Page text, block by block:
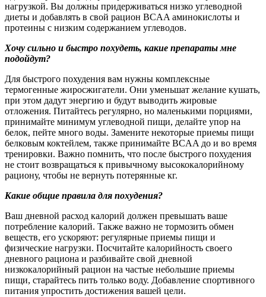
нагрузкой. Вы должны придерживаться низко углеводной
диеты и добавлять в свой рацион BCAA аминокислоты и
протеины с низким содержанием углеводов.
Хочу сильно и быстро похудеть, какие препараты мне
подойдут?
Для быстрого похудения вам нужны комплексные
термогенные жиросжигатели. Они уменьшат желание кушать,
при этом дадут энергию и будут выводить жировые
отложения. Питайтесь регулярно, но маленькими порциями,
принимайте минимум углеводной пищи, делайте упор на
белок, пейте много воды. Замените некоторые приемы пищи
белковым коктейлем, также принимайте BCAA до и во время
тренировки. Важно помнить, что после быстрого похудения
не стоит возвращаться к привычному высококалорийному
рациону, чтобы не вернуть потерянные кг.
Какие общие правила для похудения?
Ваш дневной расход калорий должен превышать ваше
потребление калорий. Также важно не тормозить обмен
веществ, его ускоряют: регулярные приемы пищи и
физические нагрузки. Посчитайте калорийность своего
дневного рациона и разбивайте свой дневной
низкокалорийный рацион на частые небольшие приемы
пищи, старайтесь пить только воду. Добавление спортивного
питания упростить достижения вашей цели.